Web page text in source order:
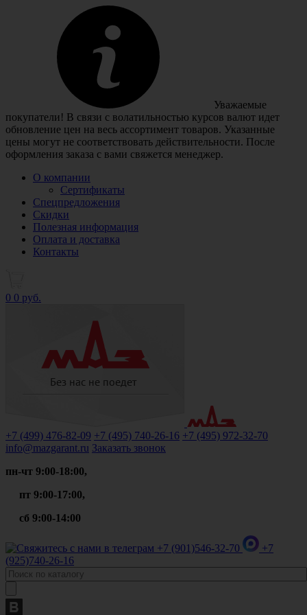
Уважаемые
покупатели! В связи с волатильностью курсов валют идет
обновление цен на весь ассортимент товаров. Указанные
цены могут не соответствовать действительности. После
оформления заказа с вами свяжется менеджер.
О компании
Сертификаты
Спецпредложения
Скидки
Полезная информация
Оплата и доставка
Контакты
0 0 руб.
+7 (499) 476-82-09 +7 (495) 740-26-16 +7 (495) 972-32-70
info@mazgarant.ru Заказать звонок
пн-чт 9:00-18:00,
пт 9:00-17:00,
сб 9:00-14:00
+7 (901)546-32-70
+7
(925)740-26-16